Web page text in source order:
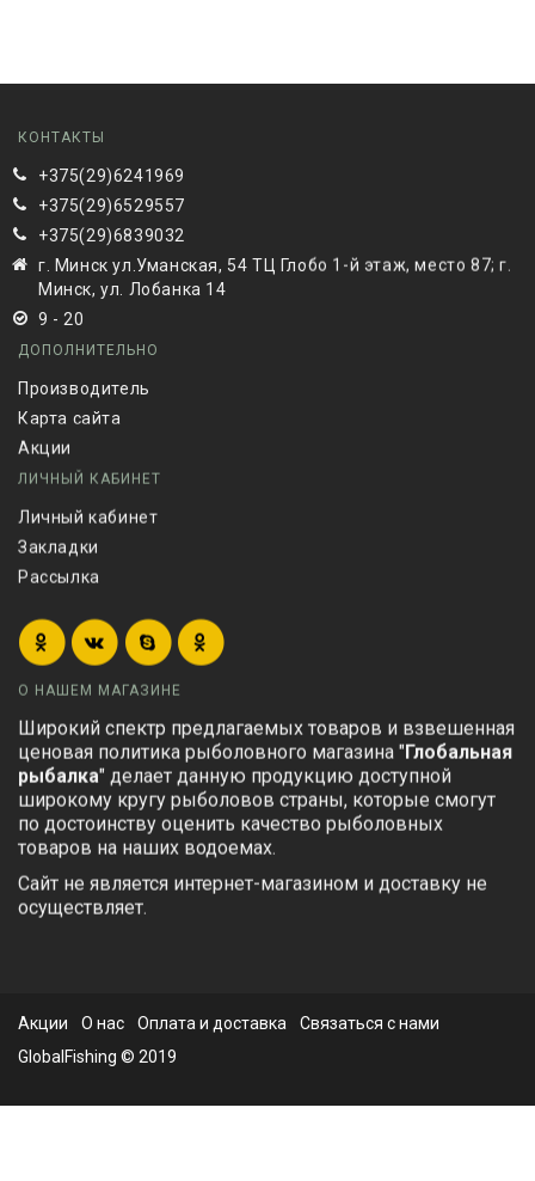
КОНТАКТЫ
+375(29)6241969
+375(29)6529557
+375(29)6839032
г. Минск ул.Уманская, 54 ТЦ Глобо 1-й этаж, место 87; г.
Минск, ул. Лобанка 14
9 - 20
ДОПОЛНИТЕЛЬНО
Производитель
Карта сайта
Акции
ЛИЧНЫЙ КАБИНЕТ
Личный кабинет
Закладки
Рассылка
О НАШЕМ МАГАЗИНЕ
Широкий спектр предлагаемых товаров и взвешенная
ценовая политика рыболовного магазина "Глобальная
рыбалка" делает данную продукцию доступной
широкому кругу рыболовов страны, которые смогут
по достоинству оценить качество рыболовных
товаров на наших водоемах.
Сайт не является интернет-магазином и доставку не
осуществляет.
Акции О нас Оплата и доставка
Связаться с нами
GlobalFishing © 2019